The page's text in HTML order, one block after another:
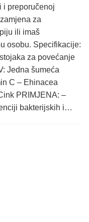
preporučenoj
za
ili imaš
osobu. Specifikacije:
za povećanje
Jedna šumeća
C – Ehinacea
PRIMJENA: –
bakterijskih i…